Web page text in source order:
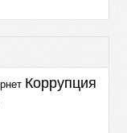
Коррупция